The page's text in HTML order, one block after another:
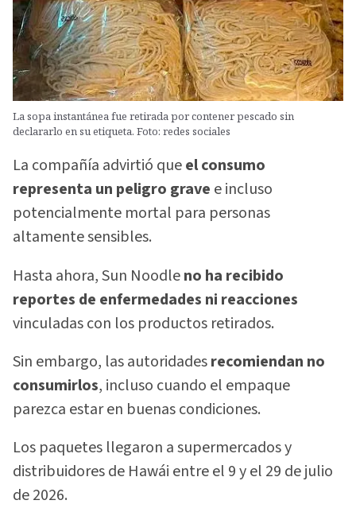
La sopa instantánea fue retirada por contener pescado sin
declararlo en su etiqueta. Foto: redes sociales
La compañía advirtió queel consumo
representa un peligro grave e incluso
potencialmente mortal para personas
altamente sensibles.
Hasta ahora, Sun Noodleno ha recibido
reportes de enfermedades ni reacciones
vinculadas con los productos retirados.
Sin embargo, las autoridadesrecomiendan no
consumirlos, incluso cuando el empaque
parezca estar en buenas condiciones.
Los paquetes llegaron a supermercados y
distribuidores de Hawái entre el 9 y el 29 de julio
de 2026.